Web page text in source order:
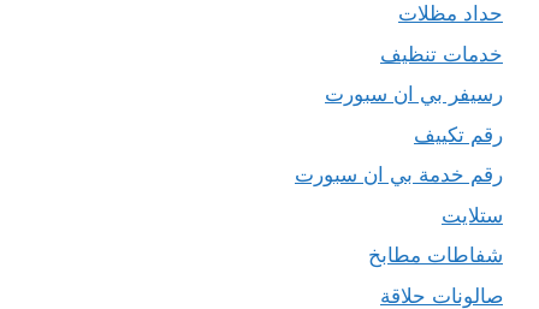
حداد مظلات
خدمات تنظيف
رسيفر بي ان سبورت
رقم تكييف
رقم خدمة بي ان سبورت
ستلايت
شفاطات مطابخ
صالونات حلاقة